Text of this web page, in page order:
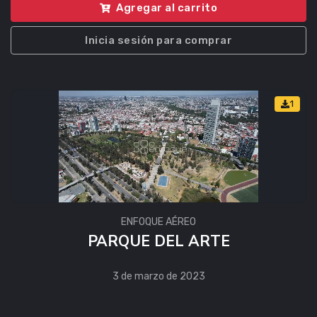
Agregar al carrito
Inicia sesión para comprar
1
ENFOQUE AÉREO
PARQUE DEL ARTE
3 de marzo de 2023